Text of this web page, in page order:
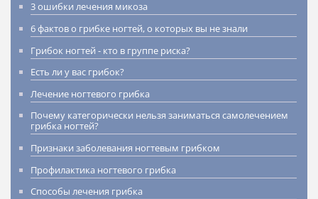
3 ошибки лечения микоза
6 фактов о грибке ногтей, о которых вы не знали
Грибок ногтей - кто в группе риска?
Есть ли у вас грибок?
Лечение ногтевого грибка
Почему категорически нельзя заниматься самолечением
грибка ногтей?
Признаки заболевания ногтевым грибком
Профилактика ногтевого грибка
Способы лечения грибка